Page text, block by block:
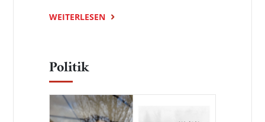
WEITERLESEN
Politik